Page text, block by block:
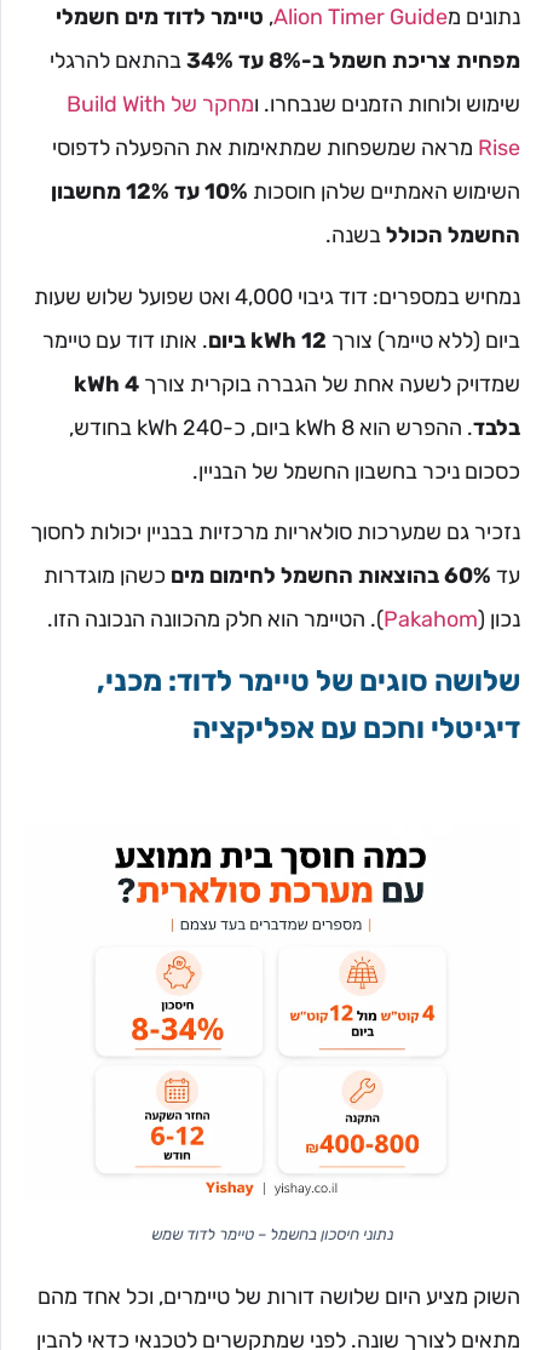
נתונים מAlion Timer Guide
, טיימר לדוד מים חשמלי
מפחית צריכת חשמל ב-8% עד 34%
בהתאם להרגלי
שימוש ולוחות הזמנים שנבחרו. ו
מחקר של Build With
Rise מראה שמשפחות שמתאימות את ההפעלה לדפוסי
השימוש האמתיים שלהן חוסכות
10% עד 12% מחשבון
החשמל הכוללבשנה.
נמחיש במספרים: דוד גיבוי 4,000 ואט שפועל שלוש שעות
ביום (ללא טיימר) צורך 12 kWh ביום
. אותו דוד עם טיימר
שמדויק לשעה אחת של הגברה בוקרית צורך
4 kWh
בלבד
. ההפרש הוא 8 kWh ביום, כ-240 kWh בחודש,
כסכום ניכר בחשבון החשמל של הבניין.
נזכיר גם שמערכות סולאריות מרכזיות בבניין יכולות לחסוך
עד 60% בהוצאות החשמל לחימום מים
כשהן מוגדרות
נכון (Pakahom). הטיימר הוא חלק מהכוונה הנכונה הזו.
שלושה סוגים של טיימר לדוד: מכני,
דיגיטלי וחכם עם אפליקציה
נתוני חיסכון בחשמל – טיימר לדוד שמש
השוק מציע היום שלושה דורות של טיימרים, וכל אחד מהם
מתאים לצורך שונה. לפני שמתקשרים לטכנאי כדאי להבין